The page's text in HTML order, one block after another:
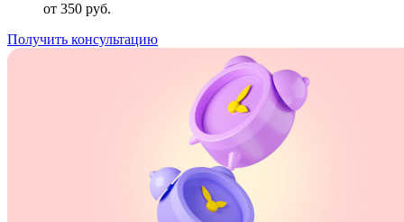
от 350 руб.
Получить консультацию